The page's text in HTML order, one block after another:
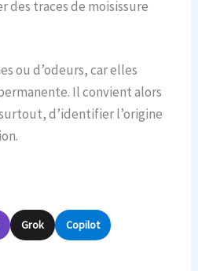
des traces de moisissure
ou d’odeurs, car elles
Il convient alors
d’identifier l’origine
Grok Copilot